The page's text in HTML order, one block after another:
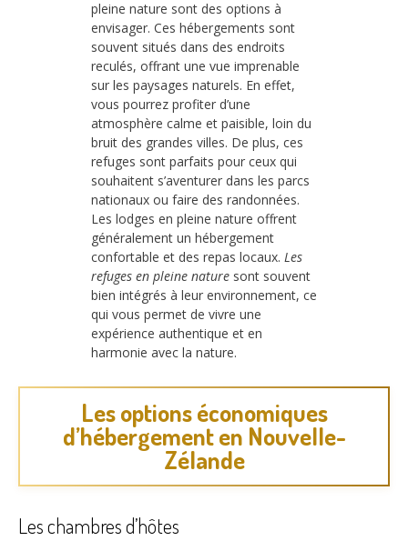
pleine nature sont des options à
envisager. Ces hébergements sont
souvent situés dans des endroits
reculés, offrant une vue imprenable
sur les paysages naturels. En effet,
vous pourrez profiter d’une
atmosphère calme et paisible, loin du
bruit des grandes villes. De plus, ces
refuges sont parfaits pour ceux qui
souhaitent s’aventurer dans les parcs
nationaux ou faire des randonnées.
Les lodges en pleine nature offrent
généralement un hébergement
confortable et des repas locaux. Les
refuges en pleine nature sont souvent
bien intégrés à leur environnement, ce
qui vous permet de vivre une
expérience authentique et en
harmonie avec la nature.
Les options économiques
d’hébergement en Nouvelle-
Zélande
Les chambres d’hôtes